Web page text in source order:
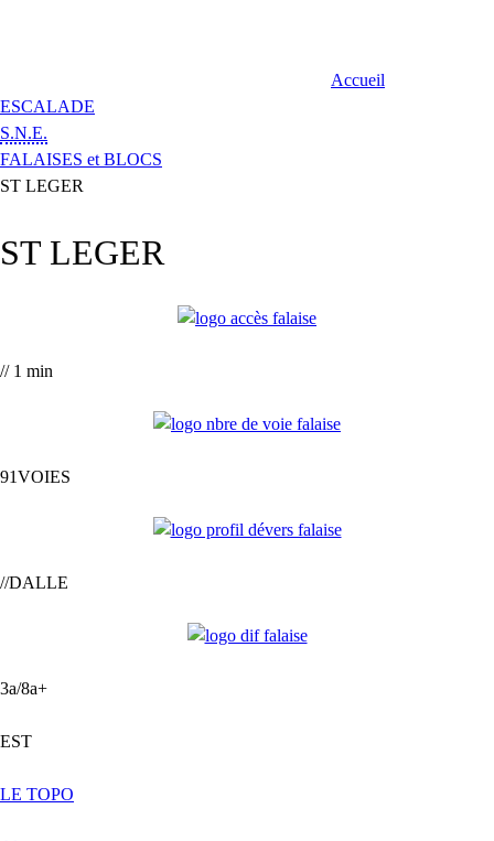
Accueil
ESCALADE
S.N.E.
FALAISES et BLOCS
ST LEGER
ST LEGER
// 1 min
91VOIES
//DALLE
3a/8a+
EST
LE TOPO